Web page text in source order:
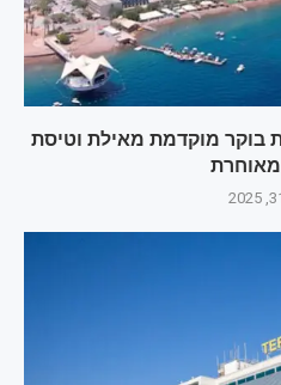
בוקר מוקדמת מאילת וטיסת
מאוחרת